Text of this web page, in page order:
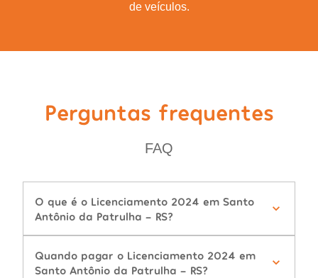
de veículos.
Perguntas frequentes
FAQ
O que é o Licenciamento 2024 em Santo
Antônio da Patrulha - RS?
Quando pagar o Licenciamento 2024 em
Santo Antônio da Patrulha - RS?